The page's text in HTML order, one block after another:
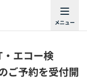
・エコー検
ご予約を受付開